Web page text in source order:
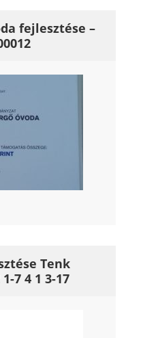
fejlesztése –
Tenk
7 4 1 3-17